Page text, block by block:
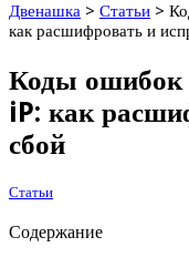
Двенашка > Статьи >
как расшифровать и
Коды ошибок
iP: как
сбой
Статьи
Содержание